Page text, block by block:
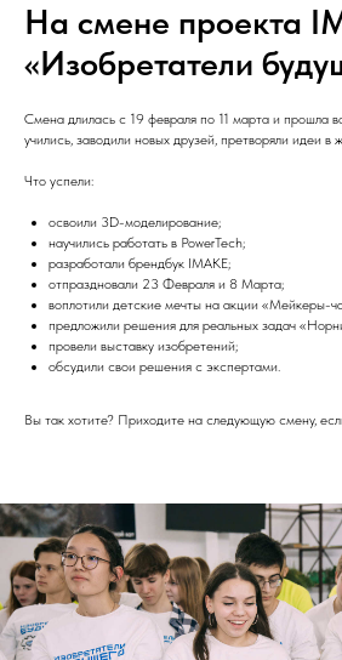
На смене проекта
«Изобретатели
Смена длилась с 19 февраля по 11 марта и прошла
учились, заводили новых друзей, претворяли идеи в
Что успели:
освоили 3D-моделирование;
научились работать в PowerTech;
разработали брендбук IMAKE;
отпраздновали 23 Февраля и 8 Марта;
воплотили детские мечты на акции «Мейкеры-
предложили решения для реальных задач
провели выставку изобретений;
обсудили свои решения с экспертами.
Вы так хотите? Приходите на следующую смену,